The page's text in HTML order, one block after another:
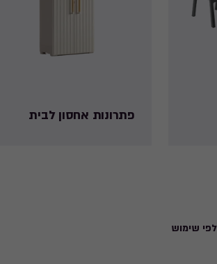
פתרונות אחסון לבית
שימוש